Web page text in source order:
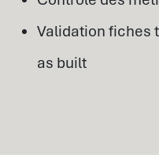
Validation fiches
as built